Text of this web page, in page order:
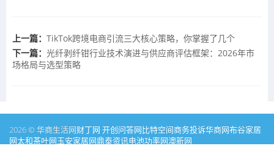
上一篇： TikTok跨境电商引流三大核心策略，你掌握了几个
下一篇： 光纤剥纤钳行业技术演进与供应商评估框架：2026年市
场格局与选型策略
2026 © 华商生活网财丁网 开创问答网比特空间商务投诉华商网布谷家居
网太和茶叶网玉安家居网鼎泰资讯电池功率网澳新网